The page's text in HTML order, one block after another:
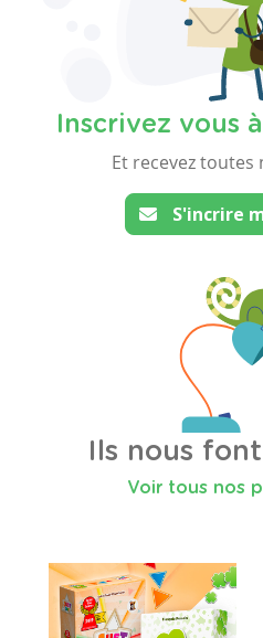
Inscrivez vous
Et recevez toutes
S'incrire
Ils nous
Voir tous nos